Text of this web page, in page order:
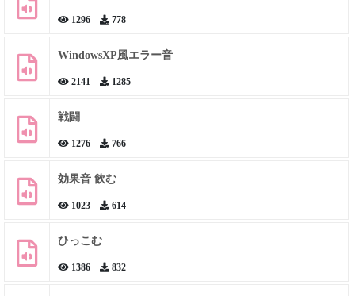
1296 778
WindowsXP風エラー音
2141 1285
戦闘
1276 766
効果音 飲む
1023 614
ひっこむ
1386 832